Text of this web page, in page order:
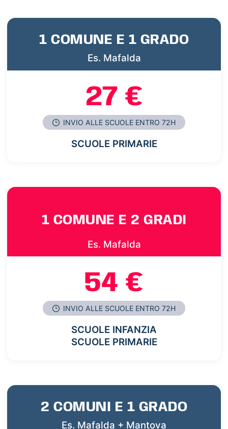
1 COMUNE E 1 GRADO
Es. Mafalda
27 €
INVIO ALLE SCUOLE ENTRO 72H
SCUOLE PRIMARIE
1 COMUNE E 2 GRADI
Es. Mafalda
54 €
INVIO ALLE SCUOLE ENTRO 72H
SCUOLE INFANZIA
SCUOLE PRIMARIE
2 COMUNI E 1 GRADO
Es. Mafalda + Mantova